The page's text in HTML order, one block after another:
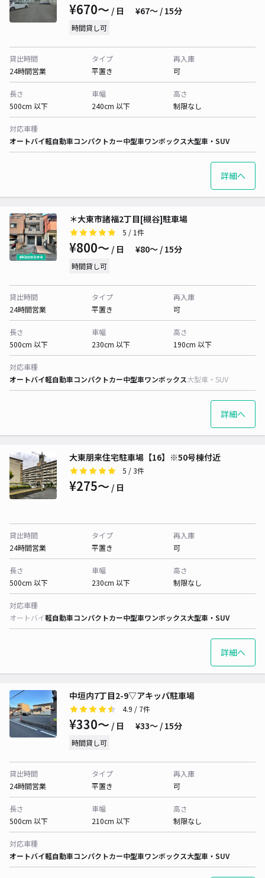
¥670〜 / 日 ¥67〜 / 15分
時間貸し可
貸出時間
24時間営業
タイプ
平置き
再入庫
可
長さ
500cm 以下
車幅
240cm 以下
高さ
制限なし
対応車種
オートバイ軽自動車コンパクトカー中型車ワンボックス大型車・SUV
詳細へ
＊大東市諸福2丁目[槻谷]駐車場
5 / 1件
¥800〜 / 日 ¥80〜 / 15分
時間貸し可
貸出時間
24時間営業
タイプ
平置き
再入庫
可
長さ
500cm 以下
車幅
230cm 以下
高さ
190cm 以下
対応車種
オートバイ軽自動車コンパクトカー中型車ワンボックス大型車・SUV
詳細へ
大東朋来住宅駐車場【16】※50号棟付近
5 / 3件
¥275〜 / 日
貸出時間
24時間営業
タイプ
平置き
再入庫
可
長さ
500cm 以下
車幅
230cm 以下
高さ
制限なし
対応車種
オートバイ軽自動車コンパクトカー中型車ワンボックス大型車・SUV
詳細へ
中垣内7丁目2-9▽アキッパ駐車場
4.9 / 7件
¥330〜 / 日 ¥33〜 / 15分
時間貸し可
貸出時間
24時間営業
タイプ
平置き
再入庫
可
長さ
500cm 以下
車幅
210cm 以下
高さ
制限なし
対応車種
オートバイ軽自動車コンパクトカー中型車ワンボックス大型車・SUV